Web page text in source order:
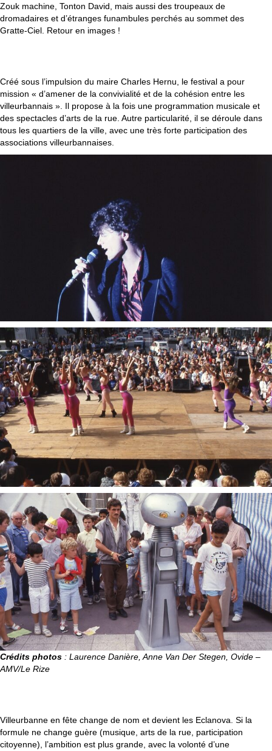
Zouk machine, Tonton David, mais aussi des troupeaux de
dromadaires et d’étranges funambules perchés au sommet des
Gratte-Ciel. Retour en images !
Créé sous l’impulsion du maire Charles Hernu, le festival a pour
mission « d’amener de la convivialité et de la cohésion entre les
villeurbannais ». Il propose à la fois une programmation musicale et
des spectacles d’arts de la rue. Autre particularité, il se déroule dans
tous les quartiers de la ville, avec une très forte participation des
associations villeurbannaises.
Crédits photos : Laurence Danière, Anne Van Der Stegen, Ovide –
AMV/Le Rize
Villeurbanne en fête change de nom et devient les Eclanova. Si la
formule ne change guère (musique, arts de la rue, participation
citoyenne), l’ambition est plus grande, avec la volonté d’une